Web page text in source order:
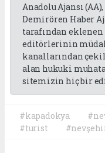
Anadolu Ajansı
Demirören Haber
tarafından
editörlerinin
kanallarından
alan hukuki
sitemizin hiç bir
#kapadokya
#turist